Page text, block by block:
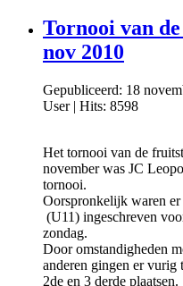
Tornooi van
nov 2010
Gepubliceerd: 18
User| Hits: 8598
Het tornooi van de
november was JC
tornooi.
Oorspronkelijk waren
(U11) ingeschreven
zondag.
Door omstandigheden
anderen gingen er vurig
2de en 3 derde plaatsen.